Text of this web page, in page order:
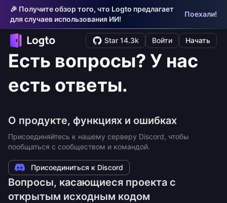
🎉 Получите обзор того, что Logto предлагает
для случаев использования ИИ!
Поехали!
Star 14.3k Войти Начать
Есть вопросы? У нас
есть ответы.
О продукте, функциях и ошибках
Присоединяйтесь к нашему серверу Discord, чтобы
пообщаться с сообществом и командой.
Присоединиться к Discord
Вопросы, касающиеся проекта с
открытым исходным кодом